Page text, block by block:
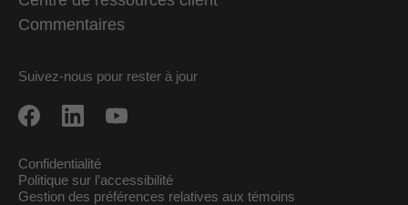
Commentaires
Suivez-nous pour rester à jour
Confidentialité
Politique sur l’accessibilité
Gestion des préférences relatives aux témoins